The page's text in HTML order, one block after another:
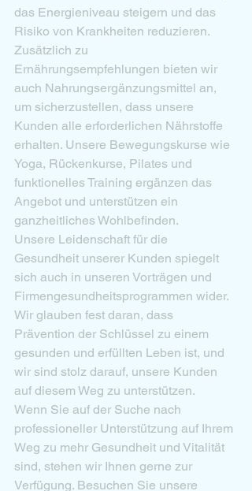
das Energieniveau steigern und das
Risiko von Krankheiten reduzieren.
Zusätzlich zu
Ernährungsempfehlungen bieten wir
auch Nahrungsergänzungsmittel an,
um sicherzustellen, dass unsere
Kunden alle erforderlichen Nährstoffe
erhalten. Unsere Bewegungskurse wie
Yoga, Rückenkurse, Pilates und
funktionelles Training ergänzen das
Angebot und unterstützen ein
ganzheitliches Wohlbefinden.
Unsere Leidenschaft für die
Gesundheit unserer Kunden spiegelt
sich auch in unseren Vorträgen und
Firmengesundheitsprogrammen wider.
Wir glauben fest daran, dass
Prävention der Schlüssel zu einem
gesunden und erfüllten Leben ist, und
wir sind stolz darauf, unsere Kunden
auf diesem Weg zu unterstützen.
Wenn Sie auf der Suche nach
professioneller Unterstützung auf Ihrem
Weg zu mehr Gesundheit und Vitalität
sind, stehen wir Ihnen gerne zur
Verfügung. Besuchen Sie unsere